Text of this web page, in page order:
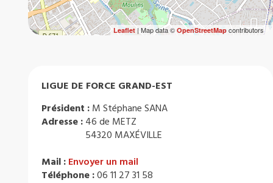
Leaflet| Map data © OpenStreetMapcontributors
LIGUE DE FORCE GRAND-EST
Président : M Stéphane SANA
Adresse : 46 de METZ
54320 MAXÉVILLE
Mail : Envoyer un mail
Téléphone :06 11 27 31 58